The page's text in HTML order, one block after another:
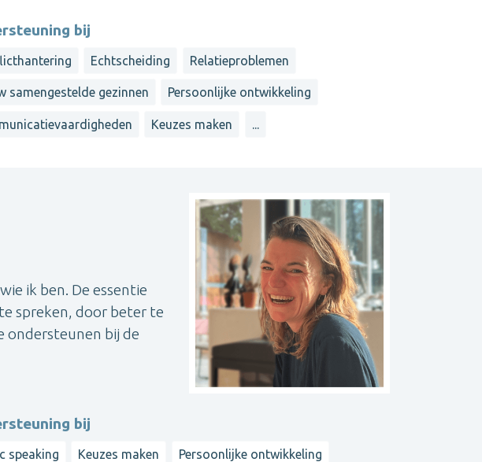
bij
Echtscheiding Relatieproblemen
samengestelde gezinnen Persoonlijke ontwikkeling
Keuzes maken ...
ik ben. De essentie
spreken, door beter te
ondersteunen bij de
bij
speaking Keuzes maken Persoonlijke ontwikkeling